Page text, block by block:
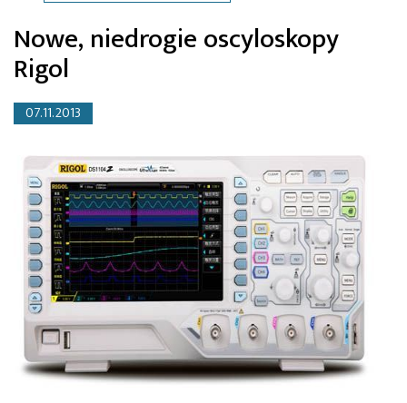
Nowe, niedrogie oscyloskopy
Rigol
07.11.2013